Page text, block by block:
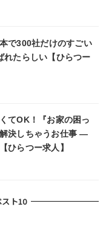
で300社だけのすごい
れたらしい【ひらつー
てOK！『お家の困っ
決しちゃうお仕事 ―
ひらつー求人】
ト10